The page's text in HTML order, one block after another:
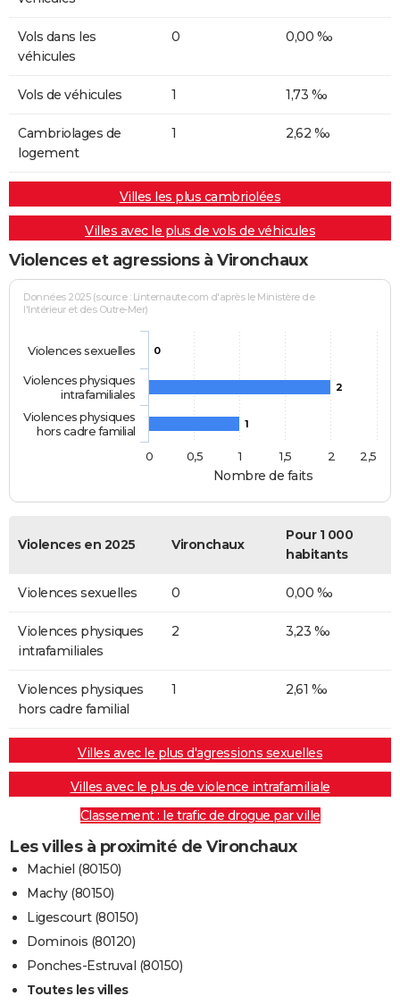
Vols dans les
véhicules
0 0,00 ‰
Vols de véhicules 1 1,73 ‰
Cambriolages de
logement
1 2,62 ‰
Villes les plus cambriolées
Villes avec le plus de vols de véhicules
Violences et agressions à Vironchaux
Nombre de faits
Données 2025 (source : Linternaute.com d'après le Ministère de
l'Intérieur et des Outre-Mer)
0
2
1
Violences sexuelles
Violences physiques
intrafamiliales
Violences physiques
hors cadre familial
0
0,5 1 1,5 2 2,5
Violences en 2025 Vironchaux
Pour 1 000
habitants
Violences sexuelles 0 0,00 ‰
Violences physiques
intrafamiliales
2 3,23 ‰
Violences physiques
hors cadre familial
1 2,61 ‰
Villes avec le plus d'agressions sexuelles
Villes avec le plus de violence intrafamiliale
Classement : le trafic de drogue par ville
Les villes à proximité de Vironchaux
Machiel (80150)
Machy (80150)
Ligescourt (80150)
Dominois (80120)
Ponches-Estruval (80150)
Toutes les villes